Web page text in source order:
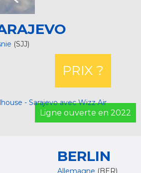
(SJJ)
PRIX ?
- Sarajevo avec Wizz Air
Ligne ouverte en 2022
BERLIN
Allemagne (BER)